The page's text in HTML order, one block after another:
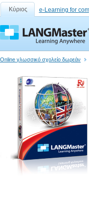
Κύριος e-Learning for
Online γλωσσικό σχολείο δωρεάν